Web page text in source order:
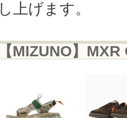
し上げます。
【MIZUNO】